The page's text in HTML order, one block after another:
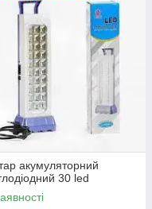
акумуляторний
30 led